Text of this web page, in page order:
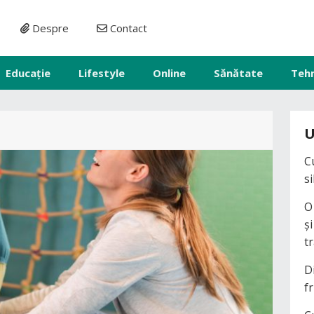
Despre Contact
Educație Lifestyle Online Sănătate